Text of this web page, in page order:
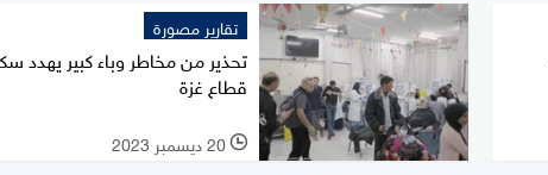
تقارير مصورة
تحذير من مخاطر وباء كبير يهدد
قطاع غزة
l 20 ديسمبر 2023